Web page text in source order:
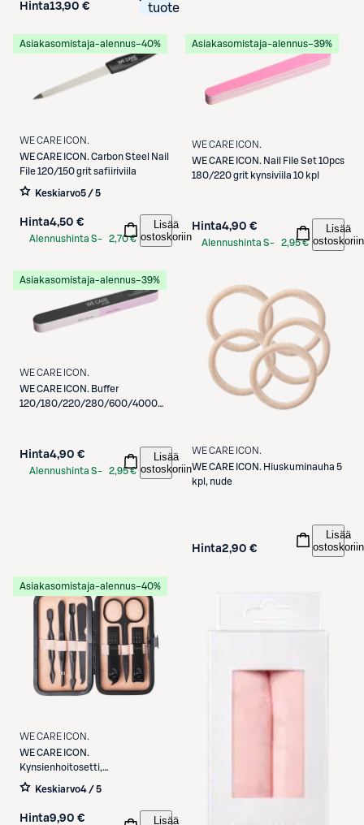
Hinta13,90 €
tuote
Asiakasomistaja-alennus−40%
WE CARE ICON.
WE CARE ICON. Carbon Steel Nail
File 120/150 grit safiiriviila
Keskiarvo5 / 5
Hinta4,50 €
Alennushinta S-
2,70 €
Lisää
ostoskoriin
Asiakasomistaja-alennus−39%
WE CARE ICON.
WE CARE ICON. Nail File Set 10pcs
180/220 grit kynsiviila 10 kpl
Hinta4,90 €
Alennushinta S-
2,95 €
Lisää
ostoskoriin
Asiakasomistaja-alennus−39%
WE CARE ICON.
WE CARE ICON. Buffer
120/180/220/280/600/4000
Hinta4,90 €
Alennushinta S-
2,95 €
Lisää
ostoskoriin
WE CARE ICON.
WE CARE ICON. Hiuskuminauha 5
kpl, nude
Hinta2,90 €
Lisää
ostoskoriin
Asiakasomistaja-alennus−40%
WE CARE ICON.
WE CARE ICON.
Kynsienhoitosetti,
vaaleanpunainen
Keskiarvo4 / 5
Hinta9,90 € Lisää